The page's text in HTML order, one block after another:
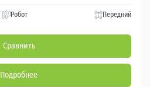
Робот Передний
Сравнить
Подробнее